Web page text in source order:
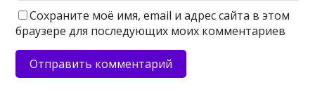
Сохраните моё имя, email и адрес сайта в этом
браузере для последующих моих комментариев